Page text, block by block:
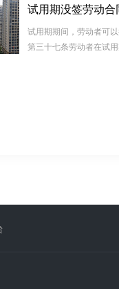
合同关系，而欠条是双方
对过往经济往来的结算
债权债务关系并不代表
试用期期间，劳动者可
第三十七条劳动者在试用